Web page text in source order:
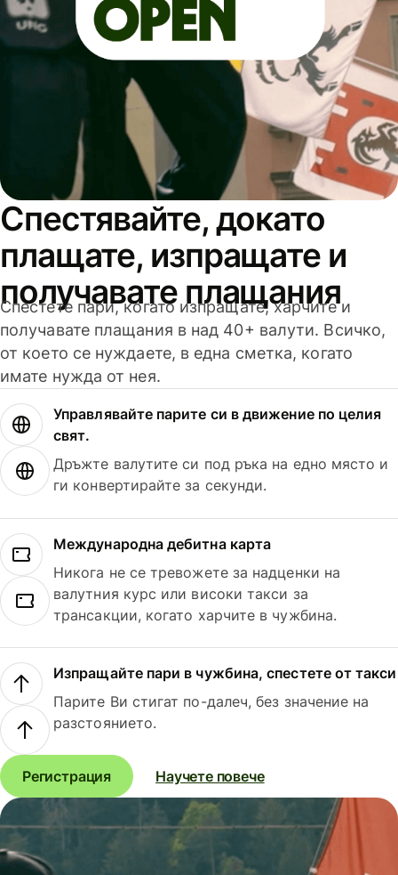
Спестявайте, докато
плащате, изпращате и
получавате плащания
Спестете пари, когато изпращате, харчите и
получавате плащания в над 40+ валути. Всичко,
от което се нуждаете, в една сметка, когато
имате нужда от нея.
Управлявайте парите си в движение по целия
свят.
Дръжте валутите си под ръка на едно място и
ги конвертирайте за секунди.
Международна дебитна карта
Никога не се тревожете за надценки на
валутния курс или високи такси за
трансакции, когато харчите в чужбина.
Изпращайте пари в чужбина, спестете от такси
Парите Ви стигат по-далеч, без значение на
разстоянието.
Регистрация Научете повече